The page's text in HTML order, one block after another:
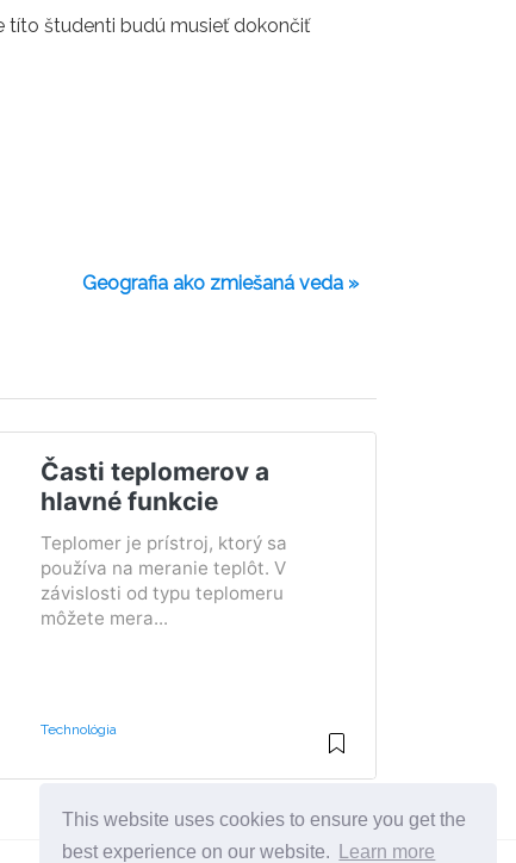
This website uses cookies to ensure you get the
best experience on our website.
Learn more
títo študenti budú musieť dokončiť
Geografia ako zmiešaná veda »
Časti teplomerov a
hlavné funkcie
Teplomer je prístroj, ktorý sa
používa na meranie teplôt. V
závislosti od typu teplomeru
môžete mera...
Technológia